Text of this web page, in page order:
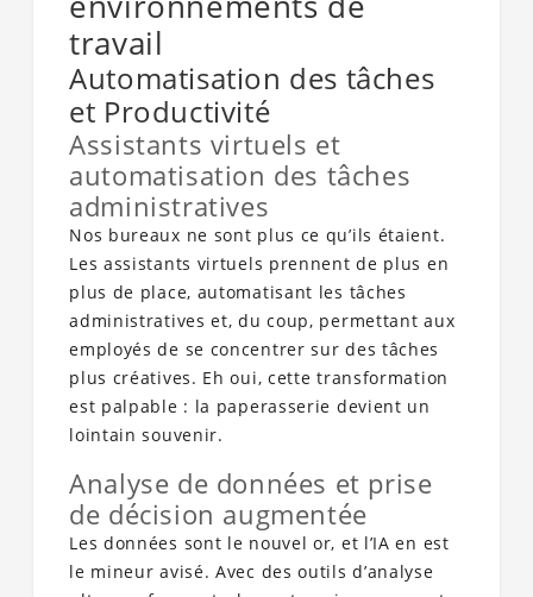
travail
Automatisation des tâches
et Productivité
Assistants virtuels et
automatisation des tâches
administratives
Nos bureaux ne sont plus ce qu’ils étaient.
Les assistants virtuels prennent de plus en
plus de place, automatisant les tâches
administratives et, du coup, permettant aux
employés de se concentrer sur des tâches
plus créatives. Eh oui, cette transformation
est palpable : la paperasserie devient un
lointain souvenir.
Analyse de données et prise
de décision augmentée
Les données sont le nouvel or, et l’IA en est
le mineur avisé. Avec des outils d’analyse